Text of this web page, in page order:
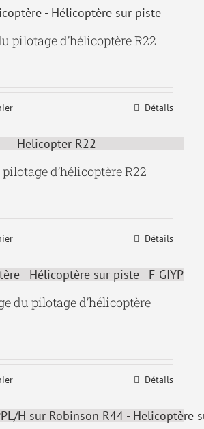
pilotage d’hélicoptère R22
Détails
d’hélicoptère R22
Détails
du pilotage d’hélicoptère
Détails